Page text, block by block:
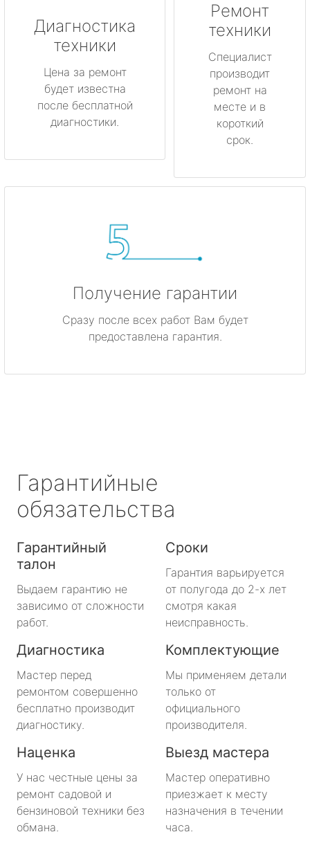
Диагностика
техники
Цена за ремонт
будет известна
после бесплатной
диагностики.
Ремонт
техники
Специалист
производит
ремонт на
месте и в
короткий
срок.
Получение гарантии
Сразу после всех работ Вам будет
предоставлена гарантия.
Гарантийные
обязательства
Гарантийный
талон
Выдаем гарантию не
зависимо от сложности
работ.
Сроки
Гарантия варьируется
от полугода до 2-х лет
смотря какая
неисправность.
Диагностика
Мастер перед
ремонтом совершенно
бесплатно производит
диагностику.
Комплектующие
Мы применяем детали
только от
официального
производителя.
Наценка
У нас честные цены за
ремонт садовой и
бензиновой техники без
обмана.
Выезд мастера
Мастер оперативно
приезжает к месту
назначения в течении
часа.